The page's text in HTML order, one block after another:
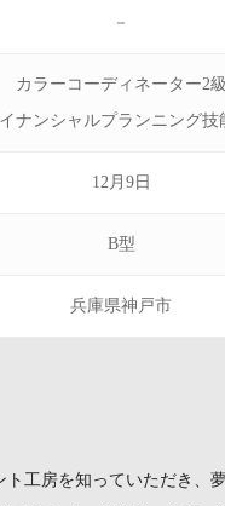
－
カラーコーディネーター2
ナンシャルプランニング技
12月9日
B型
兵庫県神戸市
工房を知っていただき